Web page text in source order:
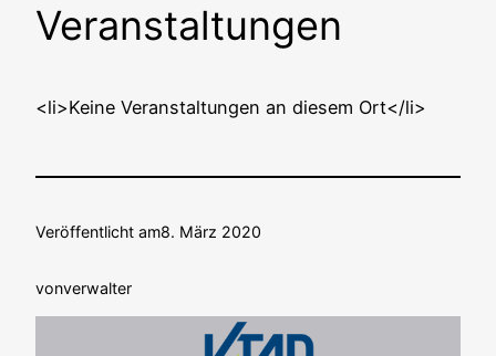
Veranstaltungen
<li>Keine Ver­an­stal­tun­gen an die­sem Ort</li>
Veröffentlicht am8. März 2020
vonverwalter